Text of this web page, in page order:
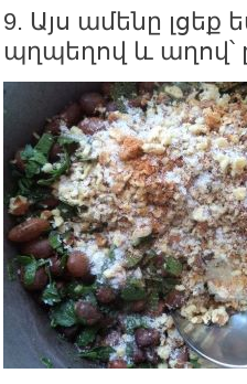
9. Այս ամենը
պղպեղով և աղով՝